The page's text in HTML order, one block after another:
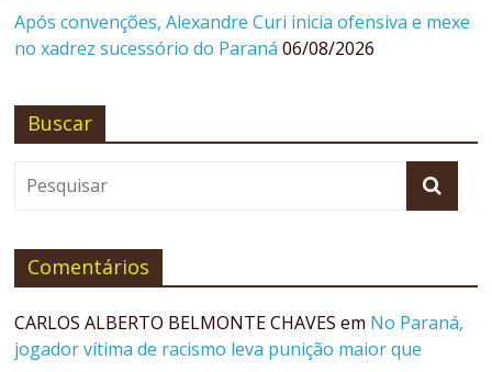
Após convenções, Alexandre Curi inicia ofensiva e mexe
no xadrez sucessório do Paraná 06/08/2026
Buscar
Comentários
CARLOS ALBERTO BELMONTE CHAVES em No Paraná,
jogador vítima de racismo leva punição maior que